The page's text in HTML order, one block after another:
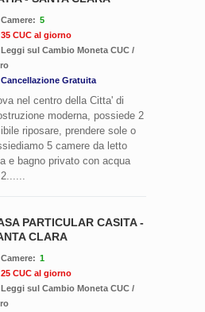
Camere: 5
35 CUC al giorno
Leggi sul Cambio Moneta CUC /
Cancellazione Gratuita
nel centro della Citta' di
moderna, possiede 2
riposare, prendere sole o
5 camere da letto
e bagno privato con acqua
PARTICULAR CASITA -
CLARA
Camere: 1
25 CUC al giorno
Leggi sul Cambio Moneta CUC /